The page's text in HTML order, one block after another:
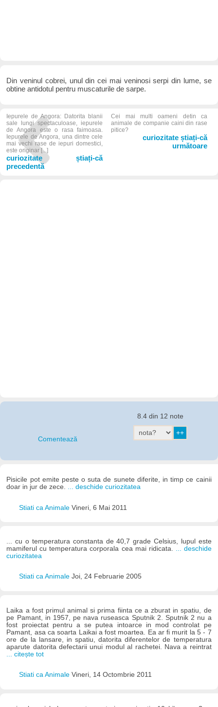
Din veninul cobrei, unul din cei mai veninosi serpi din lume, se
obtine antidotul pentru muscaturile de sarpe.
Iepurele de Angora: Datorita blanii
sale lungi spectaculoase, iepurele
de Angora este o rasa faimoasa.
Iepurele de Angora, una dintre cele
mai vechi rase de iepuri domestici,
este originar [...]
curiozitate știați-că
precedentă
Cei mai multi oameni detin ca
animale de companie caini din rase
pitice?
curiozitate știați-că
următoare
Comentează
8.4 din 12 note
Pisicile pot emite peste o suta de sunete diferite, in timp ce cainii
doar in jur de zece. ... deschide curiozitatea
Stiati ca Animale Vineri, 6 Mai 2011
... cu o temperatura constanta de 40,7 grade Celsius, lupul este
mamiferul cu temperatura corporala cea mai ridicata. ... deschide
curiozitatea
Stiati ca Animale Joi, 24 Februarie 2005
Laika a fost primul animal si prima fiinta ce a zburat in spatiu, de
pe Pamant, in 1957, pe nava ruseasca Sputnik 2. Sputnik 2 nu a
fost proiectat pentru a se putea intoarce in mod controlat pe
Pamant, asa ca soarta Laikai a fost moartea. Ea ar fi murit la 5 - 7
ore de la lansare, in spatiu, datorita diferentelor de temperatura
aparute datorita defectarii unui modul al rachetei. Nava a reintrat
... citește tot
Stiati ca Animale Vineri, 14 Octombrie 2011